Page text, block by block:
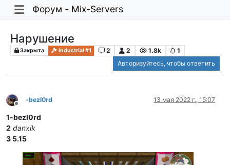
Форум - Mix-Servers
Нарушение
Закрыта Industrial #1 2 2 1.8k
1
Авторизуйтесь, чтобы ответить
Не в сети
-bezl0rd 13 мая 2022 г., 15:07
1-bezl0rd
2 danxik
3 5.15